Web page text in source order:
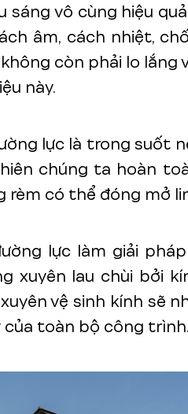
vô cùng hiệu
âm, cách nhiệt,
còn phải lo lắng
này.
lực là trong suốt
chúng ta hoàn
rèm có thể đóng mở
lực làm giải
xuyên lau chùi bởi
vệ sinh kính sẽ
toàn bộ công trình.